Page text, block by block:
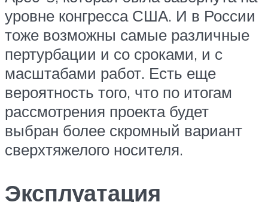
уровне конгресса США. И в России
тоже возможны самые различные
пертурбации и со сроками, и с
масштабами работ. Есть еще
вероятность того, что по итогам
рассмотрения проекта будет
выбран более скромный вариант
сверхтяжелого носителя.
Эксплуатация